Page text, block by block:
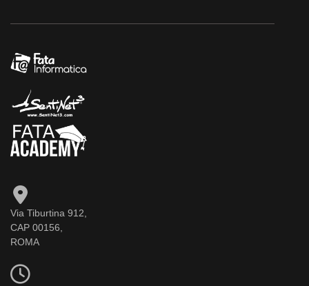
Via Tiburtina 912,
CAP 00156,
ROMA